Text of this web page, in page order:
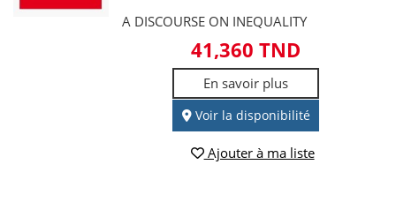
A DISCOURSE ON INEQUALITY
41,360 TND
En savoir plus
Voir la disponibilité
Ajouter à ma liste